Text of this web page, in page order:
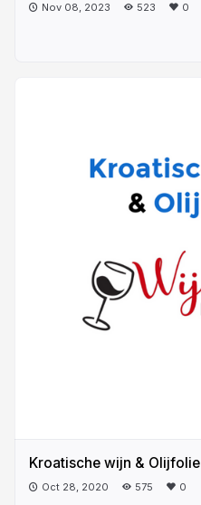
Nov 08, 2023 523 0
Kroatische wijn & Olijfolie
Oct 28, 2020 575 0